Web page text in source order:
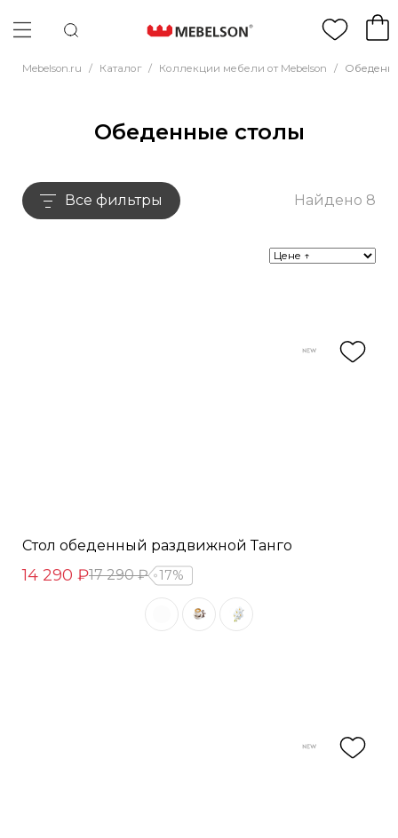
Mebelson.ru / Каталог / Коллекции мебели от Mebelson /
Обеденные столы
Все фильтры Найдено 8
Стол обеденный раздвижной Танго
14 290 ₽17 290 ₽ 17%